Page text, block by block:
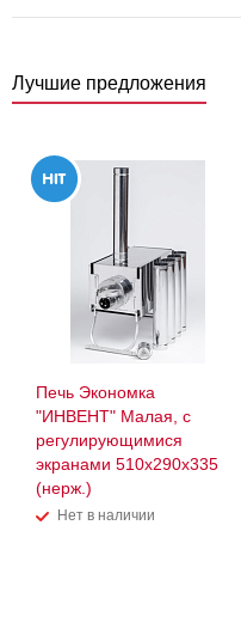
Лучшие предложения
Печь Экономка
"ИНВЕНТ" Малая, с
регулирующимися
экранами 510х290х335
(нерж.)
Нет в наличии